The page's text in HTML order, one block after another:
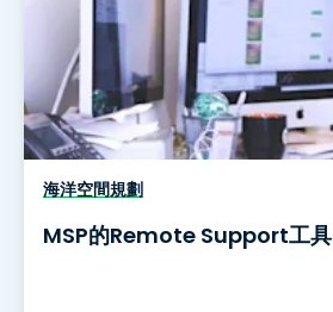
海洋空間規劃
MSP的Remote Support工具